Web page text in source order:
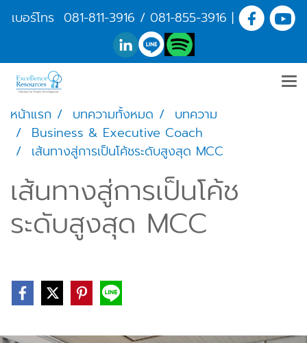
เบอร์โทร 081-811-3916 / 081-855-3916 |
หน้าแรก บทความทั้งหมด
บทความ
Business & Executive Coach
เส้นทางสู่การเป็นโค้ชระดับสูงสุด MCC
เส้นทางสู่การเป็นโค้ช
ระดับสูงสุด MCC